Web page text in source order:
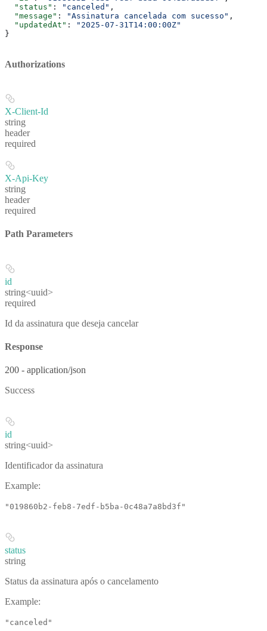
  "status"
: "canceled" ,
  "message"
: "Assinatura cancelada com sucesso" ,
  "updatedAt"
:
"2025-07-31T14:00:00Z"
}
Authorizations
X-Client-Id
string
header
required
X-Api-Key
string
header
required
Path Parameters
id
string<uuid>
required
Id da assinatura que deseja cancelar
Response
200 - application/json
Success
id
string<uuid>
Identificador da assinatura
Example:
"019860b2-feb8-7edf-b5ba-0c48a7a8bd3f"
status
string
Status da assinatura após o cancelamento
Example:
"canceled"